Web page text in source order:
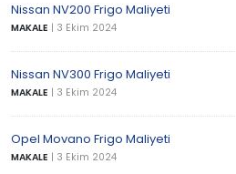
Nissan NV200 Frigo Maliyeti
MAKALE | 3 Ekim 2024
Nissan NV300 Frigo Maliyeti
MAKALE | 3 Ekim 2024
Opel Movano Frigo Maliyeti
MAKALE | 3 Ekim 2024